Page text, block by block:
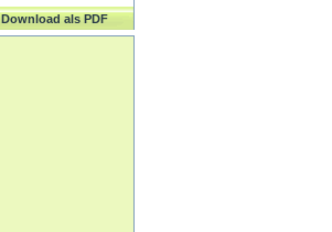
Download als PDF